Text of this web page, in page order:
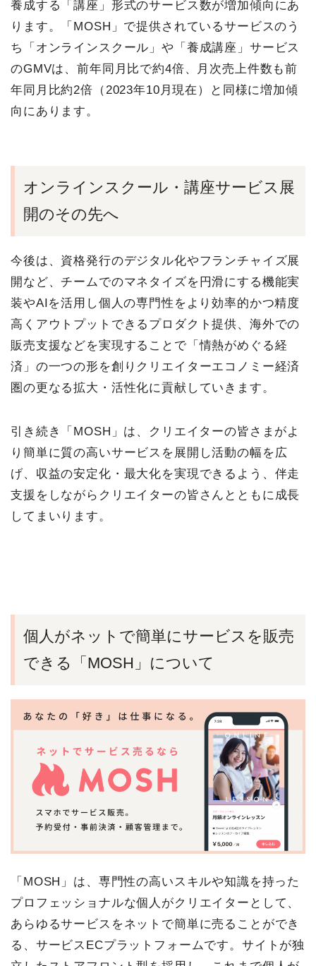
養成する「講座」形式のサービス数が増加傾向にあ
ります。「MOSH」で提供されているサービスのう
ち「オンラインスクール」や「養成講座」サービス
のGMVは、前年同月比で約4倍、月次売上件数も前
年同月比約2倍（2023年10月現在）と同様に増加傾
向にあります。
オンラインスクール・講座サービス展
開のその先へ
今後は、資格発行のデジタル化やフランチャイズ展
開など、チームでのマネタイズを円滑にする機能実
装やAIを活用し個人の専門性をより効率的かつ精度
高くアウトプットできるプロダクト提供、海外での
販売支援などを実現することで「情熱がめぐる経
済」の一つの形を創りクリエイターエコノミー経済
圏の更なる拡大・活性化に貢献していきます。
引き続き「MOSH」は、クリエイターの皆さまがよ
り簡単に質の高いサービスを展開し活動の幅を広
げ、収益の安定化・最大化を実現できるよう、伴走
支援をしながらクリエイターの皆さんとともに成長
してまいります。
個人がネットで簡単にサービスを販売
できる「MOSH」について
「MOSH」は、専門性の高いスキルや知識を持った
プロフェッショナルな個人がクリエイターとして、
あらゆるサービスをネットで簡単に売ることができ
る、サービスECプラットフォームです。サイトが独